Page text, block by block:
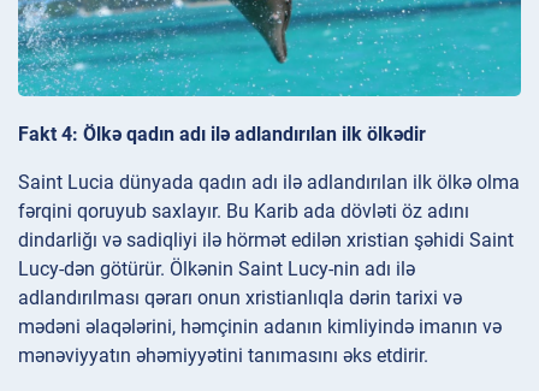
Fakt 4: Ölkə qadın adı ilə adlandırılan ilk ölkədir
Saint Lucia dünyada qadın adı ilə adlandırılan ilk ölkə olma
fərqini qoruyub saxlayır. Bu Karib ada dövləti öz adını
dindarliğı və sadiqliyi ilə hörmət edilən xristian şəhidi Saint
Lucy-dən götürür. Ölkənin Saint Lucy-nin adı ilə
adlandırılması qərarı onun xristianlıqla dərin tarixi və
mədəni əlaqələrini, həmçinin adanın kimliyində imanın və
mənəviyyatın əhəmiyyətini tanımasını əks etdirir.